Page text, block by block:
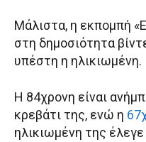
Μάλιστα, η εκπομπή
στη δημοσιότητα
υπέστη η ηλικιωμένη.
Η 84χρονη είναι
κρεβάτι της, ενώ η
ηλικιωμένη της